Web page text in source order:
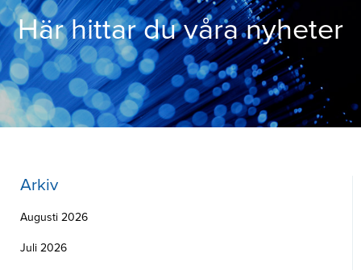
Här hittar du våra nyheter
Arkiv
Augusti 2026
Juli 2026